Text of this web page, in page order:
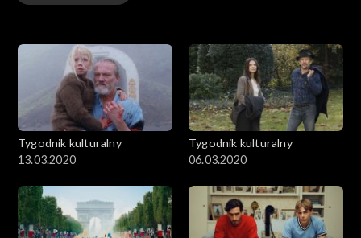
Archiwum
Tygodnik kulturalny
13.03.2020
Tygodnik kulturalny
06.03.2020